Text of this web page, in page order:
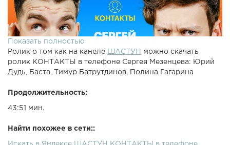
Показать полностью
Ролик о том как на канеле
ШАСТУН
можно скачать
ролик КОНТАКТЫ в телефоне Сергея Мезенцева: Юрий
Дудь, Баста, Тимур Батрутдинов, Полина Гагарина
Продолжительность:
43:51 мин.
Найти похожее в сети::